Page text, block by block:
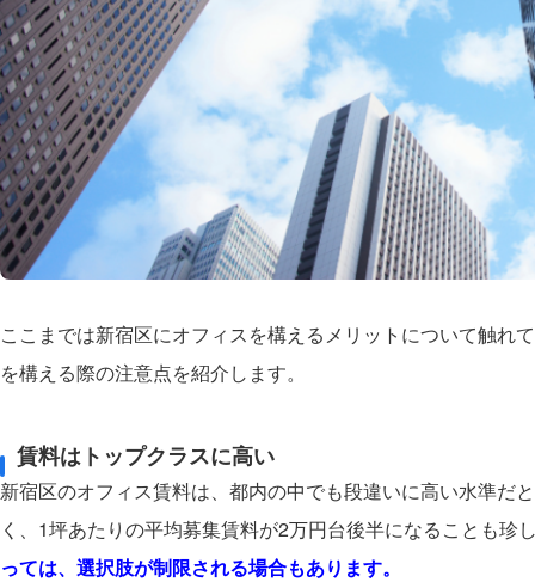
ここまでは新宿区にオフィスを構えるメリットについて触れ
を構える際の注意点を紹介します。
賃料はトップクラスに高い
新宿区のオフィス賃料は、都内の中でも段違いに高い水準だ
く、1坪あたりの平均募集賃料が2万円台後半になることも珍
っては、選択肢が制限される場合もあります。